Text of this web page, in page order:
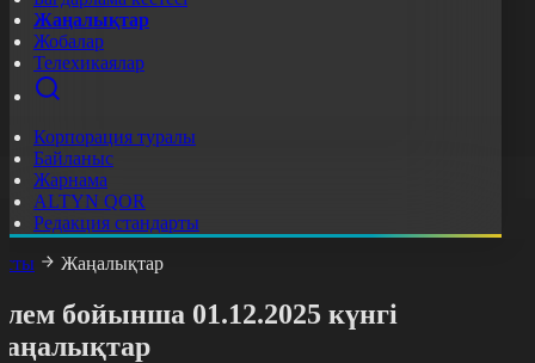
Жаңалықтар
Жобалар
Телехикаялар
Корпорация туралы
Байланыс
Жарнама
ALTYN QOR
Редакция стандарты
Жаңалықтар
бойынша 01.12.2025 күнгі